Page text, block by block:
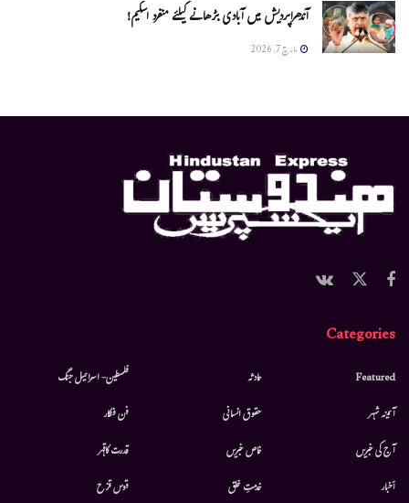
آندھراپردیش میں آبادی بڑھانے کیلئے منفرد اسکیم!
مارچ 7, 2026
Categories
Featured
آئینہ شہر
آج کی خبریں
أخبار
حادثہ
حقوق انسانی
خاص خبریں
خدمتِ خلق
فلسطین- اسرائیل جنگ
فن فنکار
قدرت کاقہر
قوس قزح